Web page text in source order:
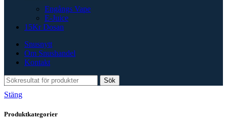
Engångs Vape
E-Juice
15Kr Dosan
Snusnytt
Om Snushandel
Kontakt
Sök
Stäng
Produktkategorier